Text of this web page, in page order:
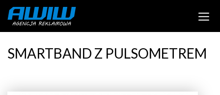
SMARTBAND Z PULSOMETREM